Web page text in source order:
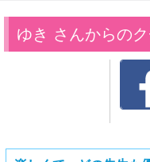
ゆき さんからのク